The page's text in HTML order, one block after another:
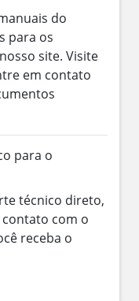
do
para os
site. Visite
em contato
para o
técnico direto,
com o
receba o